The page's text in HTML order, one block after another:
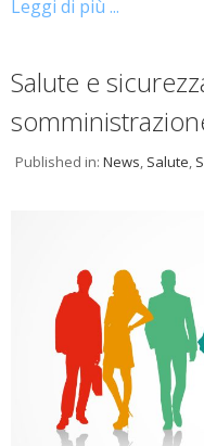
Leggi di più ...
Salute e
Published in: News, Salute,